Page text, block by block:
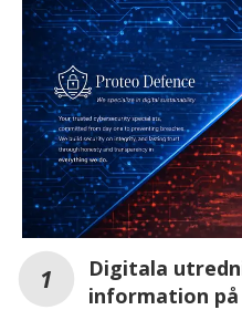
Digitala
information på